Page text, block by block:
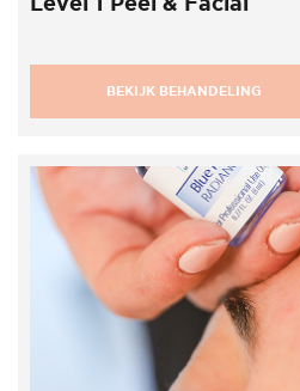
BEKIJK BEHANDELING